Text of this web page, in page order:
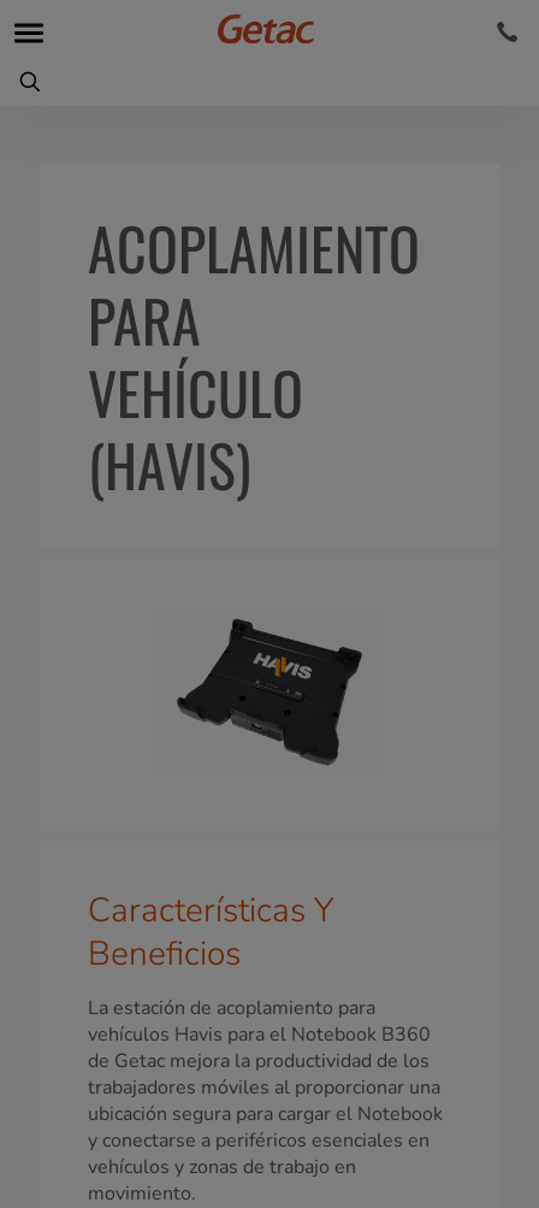
ACOPLAMIENTO
PARA
VEHÍCULO
(HAVIS)
Características Y
Beneficios
La estación de acoplamiento para
vehículos Havis para el Notebook B360
de Getac mejora la productividad de los
trabajadores móviles al proporcionar una
ubicación segura para cargar el Notebook
y conectarse a periféricos esenciales en
vehículos y zonas de trabajo en
movimiento.